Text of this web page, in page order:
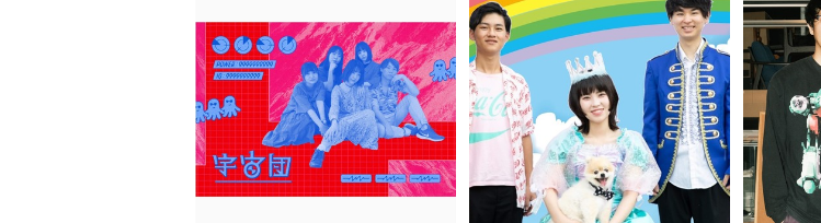
#女性SSW #ロック #男性シンガー #HR/HM #女性シンガー #ヒップホップ